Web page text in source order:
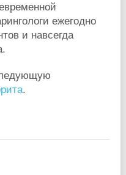
ежегодно
и навсегда
.